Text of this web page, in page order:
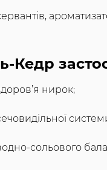
Кедр
нирок;
сольового